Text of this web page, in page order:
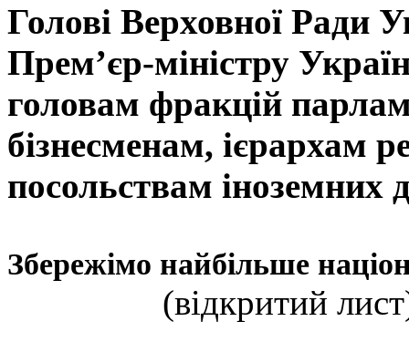
Голові Верховної Ради
Прем’єр-міністру
головам фракцій
бізнесменам, ієрархам
посольствам іноземних
Збережімо найбільше
(відкритий лист)